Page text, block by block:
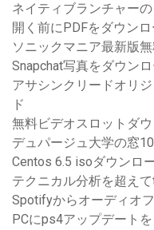
ネイティブランチャー
開く前にPDFをダウンロ
ソニックマニア最新版
Snapchat写真をダウン
アサシンクリードオリ
ド
無料ビデオスロットダ
デュパージュ大学の窓
Centos 6.5 isoダウンロ
テクニカル分析を超え
Spotifyからオーディオ
PCにps4アップデート